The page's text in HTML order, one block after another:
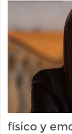
físico y